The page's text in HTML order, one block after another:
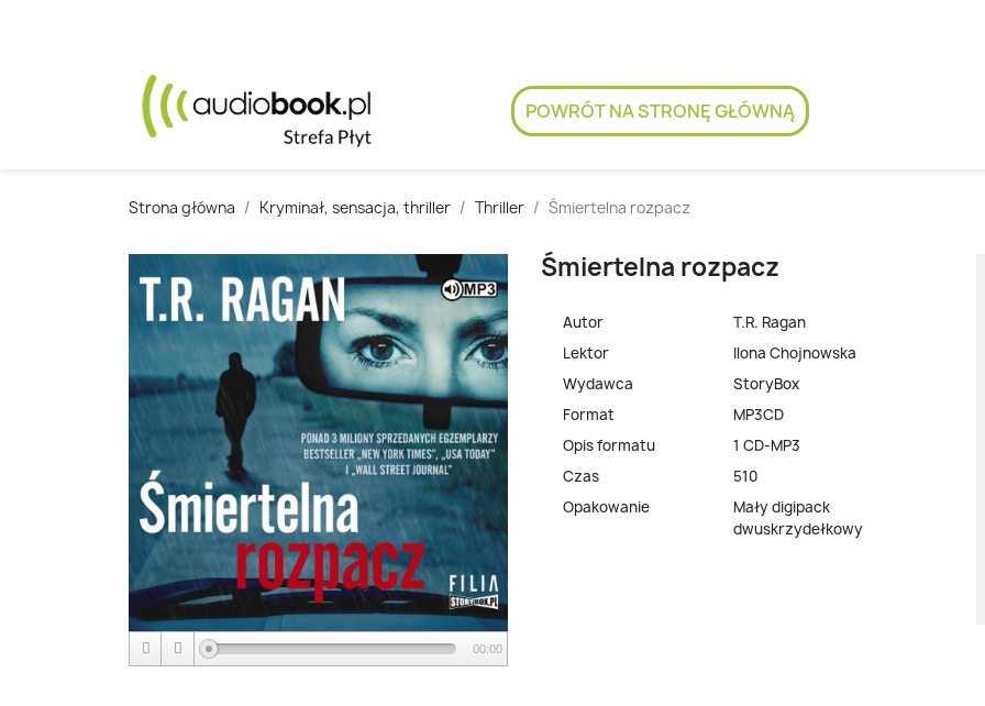
POWRÓT NA STRONĘ GŁÓWNĄ
Strona główna Kryminał, sensacja, thriller Thriller Śmiertelna rozpacz
00:00
Śmiertelna rozpacz
Autor
T.R. Ragan
Lektor
Ilona Chojnowska
Wydawca
StoryBox
Format
MP3CD
Opis formatu
1 CD-MP3
Czas
510
Opakowanie
Mały digipack
dwuskrzydełkowy